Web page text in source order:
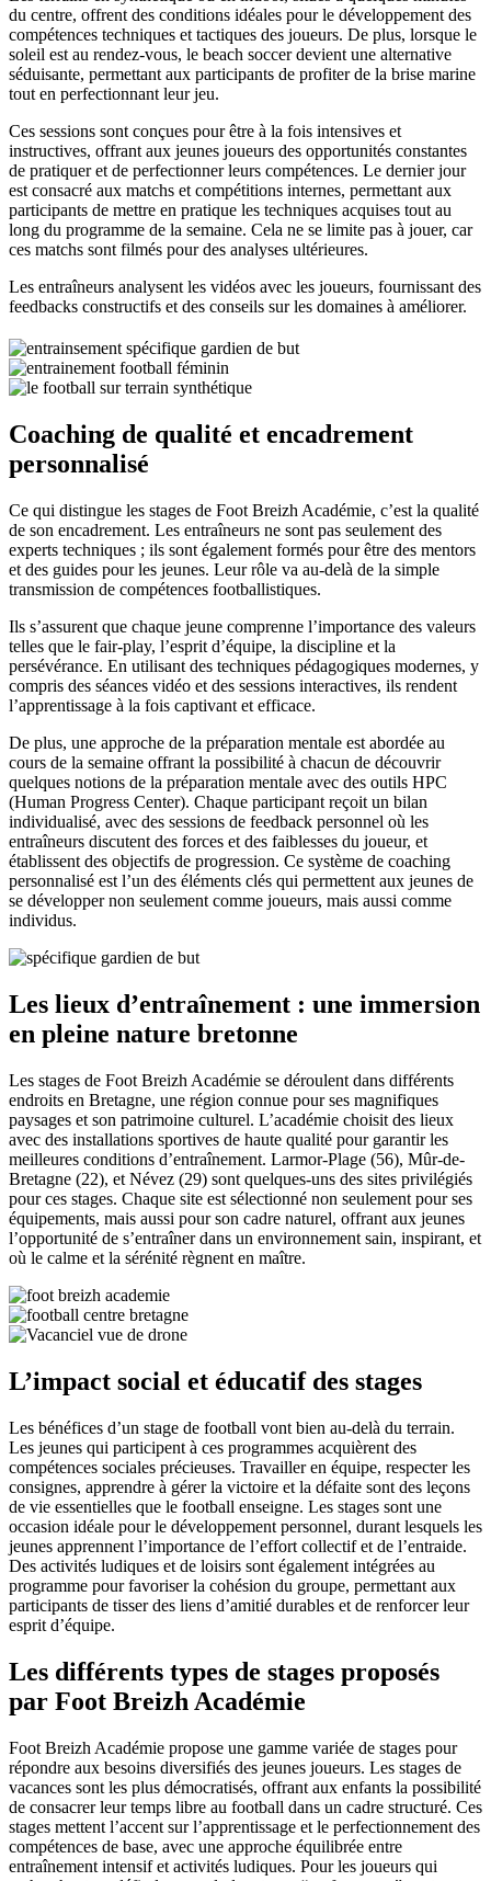
du centre, offrent des conditions idéales pour le développement des
compétences techniques et tactiques des joueurs. De plus, lorsque le
soleil est au rendez-vous, le beach soccer devient une alternative
séduisante, permettant aux participants de profiter de la brise marine
tout en perfectionnant leur jeu.
Ces sessions sont conçues pour être à la fois intensives et
instructives, offrant aux jeunes joueurs des opportunités constantes
de pratiquer et de perfectionner leurs compétences. Le dernier jour
est consacré aux matchs et compétitions internes, permettant aux
participants de mettre en pratique les techniques acquises tout au
long du programme de la semaine. Cela ne se limite pas à jouer, car
ces matchs sont filmés pour des analyses ultérieures.
Les entraîneurs analysent les vidéos avec les joueurs, fournissant des
feedbacks constructifs et des conseils sur les domaines à améliorer.
Coaching de qualité et encadrement
personnalisé
Ce qui distingue les stages de Foot Breizh Académie, c’est la qualité
de son encadrement. Les entraîneurs ne sont pas seulement des
experts techniques ; ils sont également formés pour être des mentors
et des guides pour les jeunes. Leur rôle va au-delà de la simple
transmission de compétences footballistiques.
Ils s’assurent que chaque jeune comprenne l’importance des valeurs
telles que le fair-play, l’esprit d’équipe, la discipline et la
persévérance. En utilisant des techniques pédagogiques modernes, y
compris des séances vidéo et des sessions interactives, ils rendent
l’apprentissage à la fois captivant et efficace.
De plus, une approche de la préparation mentale est abordée au
cours de la semaine offrant la possibilité à chacun de découvrir
quelques notions de la préparation mentale avec des outils HPC
(Human Progress Center). Chaque participant reçoit un bilan
individualisé, avec des sessions de feedback personnel où les
entraîneurs discutent des forces et des faiblesses du joueur, et
établissent des objectifs de progression. Ce système de coaching
personnalisé est l’un des éléments clés qui permettent aux jeunes de
se développer non seulement comme joueurs, mais aussi comme
individus.
Les lieux d’entraînement : une immersion
en pleine nature bretonne
Les stages de Foot Breizh Académie se déroulent dans différents
endroits en Bretagne, une région connue pour ses magnifiques
paysages et son patrimoine culturel. L’académie choisit des lieux
avec des installations sportives de haute qualité pour garantir les
meilleures conditions d’entraînement. Larmor-Plage (56), Mûr-de-
Bretagne (22), et Névez (29) sont quelques-uns des sites privilégiés
pour ces stages. Chaque site est sélectionné non seulement pour ses
équipements, mais aussi pour son cadre naturel, offrant aux jeunes
l’opportunité de s’entraîner dans un environnement sain, inspirant, et
où le calme et la sérénité règnent en maître.
L’impact social et éducatif des stages
Les bénéfices d’un stage de football vont bien au-delà du terrain.
Les jeunes qui participent à ces programmes acquièrent des
compétences sociales précieuses. Travailler en équipe, respecter les
consignes, apprendre à gérer la victoire et la défaite sont des leçons
de vie essentielles que le football enseigne. Les stages sont une
occasion idéale pour le développement personnel, durant lesquels les
jeunes apprennent l’importance de l’effort collectif et de l’entraide.
Des activités ludiques et de loisirs sont également intégrées au
programme pour favoriser la cohésion du groupe, permettant aux
participants de tisser des liens d’amitié durables et de renforcer leur
esprit d’équipe.
Les différents types de stages proposés
par Foot Breizh Académie
Foot Breizh Académie propose une gamme variée de stages pour
répondre aux besoins diversifiés des jeunes joueurs. Les stages de
vacances sont les plus démocratisés, offrant aux enfants la possibilité
de consacrer leur temps libre au football dans un cadre structuré. Ces
stages mettent l’accent sur l’apprentissage et le perfectionnement des
compétences de base, avec une approche équilibrée entre
entraînement intensif et activités ludiques. Pour les joueurs qui